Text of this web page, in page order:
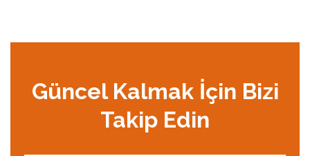
Güncel Kalmak İçin Bizi
Takip Edin